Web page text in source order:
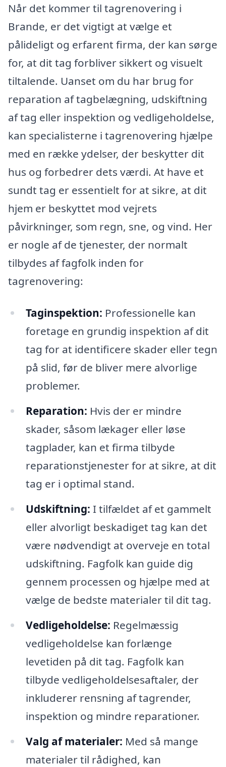
Når det kommer til tagrenovering i
Brande, er det vigtigt at vælge et
pålideligt og erfarent firma, der kan sørge
for, at dit tag forbliver sikkert og visuelt
tiltalende. Uanset om du har brug for
reparation af tagbelægning, udskiftning
af tag eller inspektion og vedligeholdelse,
kan specialisterne i tagrenovering hjælpe
med en række ydelser, der beskytter dit
hus og forbedrer dets værdi. At have et
sundt tag er essentielt for at sikre, at dit
hjem er beskyttet mod vejrets
påvirkninger, som regn, sne, og vind. Her
er nogle af de tjenester, der normalt
tilbydes af fagfolk inden for
tagrenovering:
Taginspektion: Professionelle kan
foretage en grundig inspektion af dit
tag for at identificere skader eller tegn
på slid, før de bliver mere alvorlige
problemer.
Reparation: Hvis der er mindre
skader, såsom lækager eller løse
tagplader, kan et firma tilbyde
reparationstjenester for at sikre, at dit
tag er i optimal stand.
Udskiftning: I tilfældet af et gammelt
eller alvorligt beskadiget tag kan det
være nødvendigt at overveje en total
udskiftning. Fagfolk kan guide dig
gennem processen og hjælpe med at
vælge de bedste materialer til dit tag.
Vedligeholdelse: Regelmæssig
vedligeholdelse kan forlænge
levetiden på dit tag. Fagfolk kan
tilbyde vedligeholdelsesaftaler, der
inkluderer rensning af tagrender,
inspektion og mindre reparationer.
Valg af materialer: Med så mange
materialer til rådighed, kan